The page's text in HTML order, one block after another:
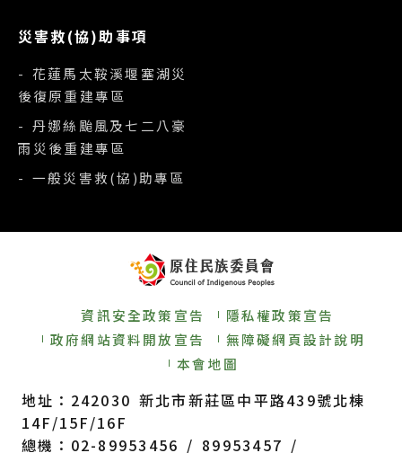
災害救(協)助事項
- 花蓮馬太鞍溪堰塞湖災
後復原重建專區
- 丹娜絲颱風及七二八豪
雨災後重建專區
- 一般災害救(協)助專區
資訊安全政策宣告
隱私權政策宣告
政府網站資料開放宣告
無障礙網頁設計說明
本會地圖
地址：242030 新北市新莊區中平路439號北棟
14F/15F/16F
總機：02-89953456 / 89953457 /